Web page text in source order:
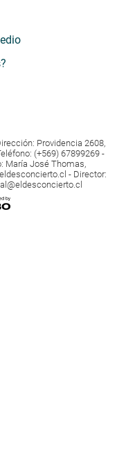
Providencia 2608,
(+569) 67899269 -
María José Thomas,
- Director: